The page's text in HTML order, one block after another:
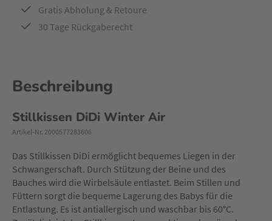
Gratis Abholung & Retoure
30 Tage Rückgaberecht
Beschreibung
Stillkissen DiDi Winter Air
Artikel-Nr. 2000577283606
Das Stillkissen DiDi ermöglicht bequemes Liegen in der
Schwangerschaft. Durch Stützung der Beine und des
Bauches wird die Wirbelsäule entlastet. Beim Stillen und
Füttern sorgt die bequeme Lagerung des Babys für die
Entlastung. Es ist antiallergisch und waschbar bis 60°C.